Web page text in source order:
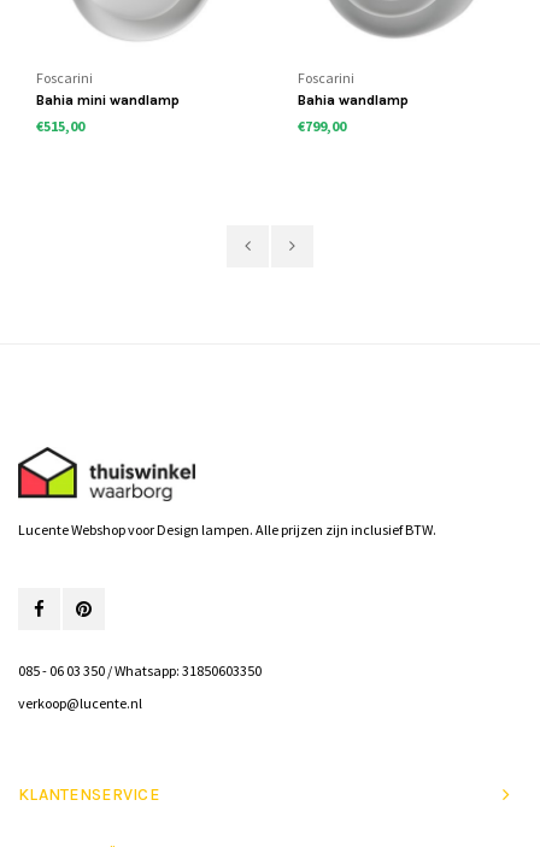
Foscarini
Bahia mini wandlamp
€515,00
Foscarini
Bahia wandlamp
€799,00
Lucente Webshop voor Design lampen. Alle prijzen zijn inclusief BTW.
085 - 06 03 350 / Whatsapp: 31850603350
verkoop@lucente.nl
KLANTENSERVICE